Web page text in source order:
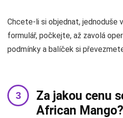
Chcete-li si objednat, jednoduše
formulář, počkejte, až zavolá
podmínky a balíček si
Za jakou cenu
African Mango?